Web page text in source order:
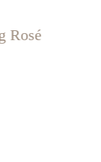
Rosé